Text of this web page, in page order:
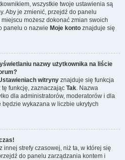
wszystkie twoje ustawienia są
Aby je zmienić, przejdź do panelu
możesz dokonać zmian swoich
panelu o nazwie Moje konto znajduje się
nazwy użytkownika na liście
witryny znajduje się funkcja
tę funkcję, zaznaczając Tak. Nazwa
dla administratorów, moderatorów i dla
wykazana w liczbie ukrytych
innej strefy czasowej, niż ta, w której się
do panelu zarządzania kontem i